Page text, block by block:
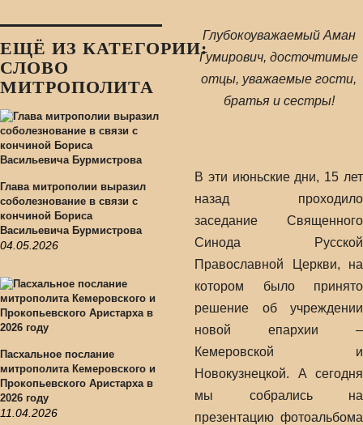
ЕЩЁ ИЗ КАТЕГОРИИ:
СЛОВО
МИТРОПОЛИТА
Глава митрополии выразил
соболезнование в связи с
кончиной Бориса
Васильевича Бурмистрова
04.05.2026
Пасхальное послание
митрополита Кемеровского и
Прокопьевского Аристарха в
2026 году
11.04.2026
Глубокоуважаемый Аман
Гумирович, досточтимые
отцы, уважаемые гости,
братья и сестры!
В эти июньские дни, 15 лет
назад проходило
заседание Священного
Синода Русской
Православной Церкви, на
котором было принято
решение об учреждении
новой епархии –
Кемеровской и
Новокузнецкой. А сегодня
мы собрались на
презентацию фотоальбома